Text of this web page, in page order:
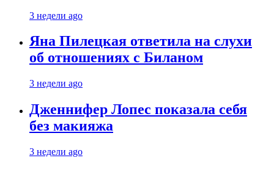
3 недели ago
Яна Пилецкая ответила на слухи
об отношениях с Биланом
3 недели ago
Дженнифер Лопес показала себя
без макияжа
3 недели ago